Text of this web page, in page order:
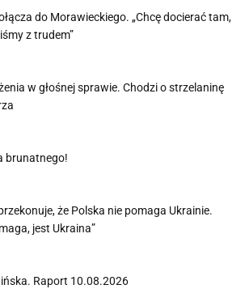
do Morawieckiego. „Chcę docierać tam,
z trudem”
w głośnej sprawie. Chodzi o strzelaninę
brunatnego!
że Polska nie pomaga Ukrainie.
jest Ukraina”
Raport 10.08.2026